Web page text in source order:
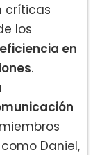
críticas
los
en
.
Daniel,